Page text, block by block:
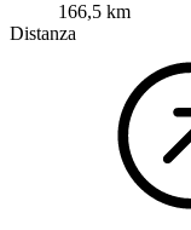
166,5 km
Distanza